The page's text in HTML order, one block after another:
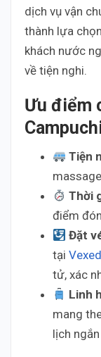
dịch vụ vận
thành lựa
khách nước
về tiện nghi.
Ưu điểm
Tiện
Thời
điểm
Đặt
tại
tử, xác
Linh
mang
lịch ngắn